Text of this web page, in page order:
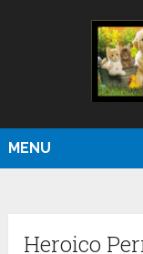
MENU
Heroico